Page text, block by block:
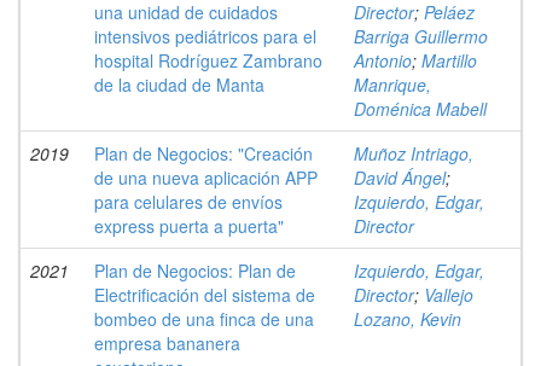
una unidad de cuidados
intensivos pediátricos para el
hospital Rodríguez Zambrano
de la ciudad de Manta
Director; Peláez
Barriga Guillermo
Antonio; Martillo
Manrique,
Doménica Mabell
2019
Plan de Negocios: "Creación
de una nueva aplicación APP
para celulares de envíos
express puerta a puerta"
Muñoz Intriago,
David Ángel;
Izquierdo, Edgar,
Director
2021
Plan de Negocios: Plan de
Electrificación del sistema de
bombeo de una finca de una
empresa bananera
Izquierdo, Edgar,
Director; Vallejo
Lozano, Kevin